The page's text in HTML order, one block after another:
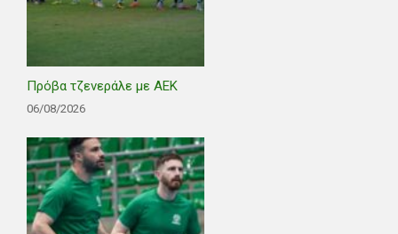
Πρόβα τζενεράλε με ΑΕΚ
06/08/2026